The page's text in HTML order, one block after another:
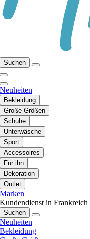
Suchen
Neuheiten
Bekleidung
Große Größen
Schuhe
Unterwäsche
Sport
Accessoires
Für ihn
Dekoration
Outlet
Marken
Kundendienst in Frankreich
Suchen
Neuheiten
Bekleidung